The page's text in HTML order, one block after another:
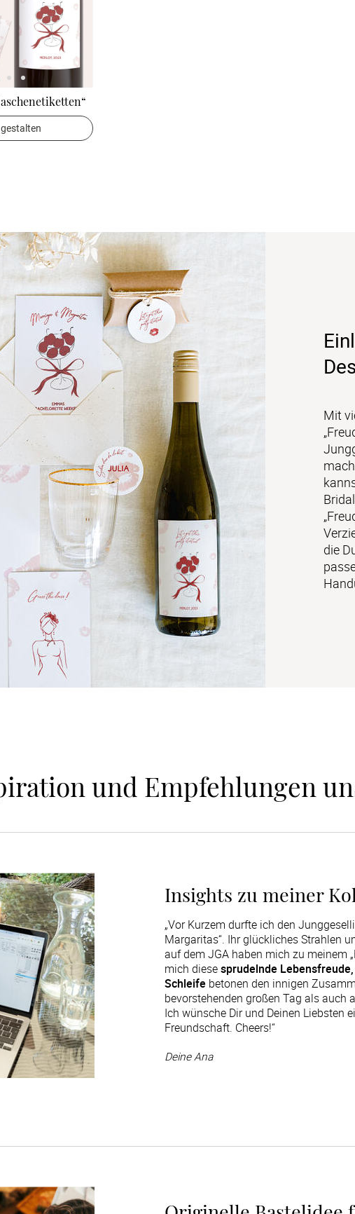
Mit
die
und Empfehlungen
Insights zu meiner
„Vor Kurzem durfte ich den
Margaritas“. Ihr glückliches Strahlen
auf dem JGA haben mich zu meinem
mich diesesprudelnde
Schleife betonen den innigen
bevorstehenden großen Tag als auch
Ich wünsche Dir und Deinen Liebsten
Freundschaft. Cheers!“
Deine Ana